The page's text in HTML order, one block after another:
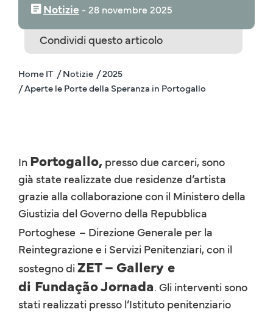
Notizie ‒ 28 novembre 2025
Condividi questo articolo
Home IT / Notizie / 2025
/ Aperte le Porte della Speranza in Portogallo
In Portogallo, presso due carceri, sono
già state realizzate due residenze d’artista
grazie alla collaborazione con il Ministero della
Giustizia del Governo della Repubblica
Portoghese – Direzione Generale per la
Reintegrazione e i Servizi Penitenziari, con il
sostegno diZET – Gallery e
di Fundação Jornada. Gli interventi sono
stati realizzati presso l’Istituto penitenziario